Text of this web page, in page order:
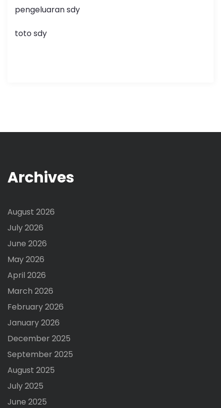
pengeluaran sdy
toto sdy
Archives
August 2026
July 2026
June 2026
May 2026
April 2026
March 2026
February 2026
January 2026
December 2025
September 2025
August 2025
July 2025
June 2025